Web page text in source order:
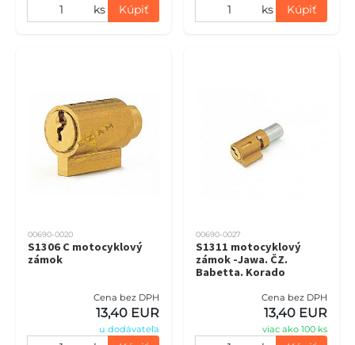
ks Kúpiť ks Kúpiť
00690-0020
S1306 C motocyklový
zámok
Cena bez DPH
13,40 EUR
u dodávateľa
00690-0027
S1311 motocyklový
zámok -Jawa. ČZ.
Babetta. Korado
Cena bez DPH
13,40 EUR
viac ako 100 ks